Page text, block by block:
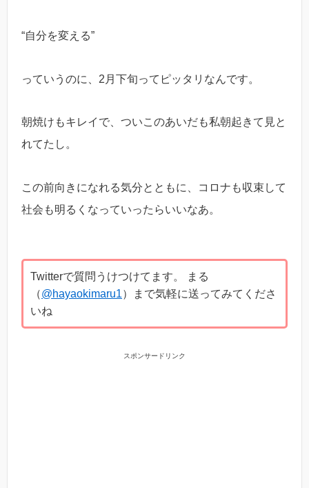
“自分を変える”
っていうのに、2月下旬ってピッタリなんです。
朝焼けもキレイで、ついこのあいだも私朝起きて見と
れてたし。
この前向きになれる気分とともに、コロナも収束して
社会も明るくなっていったらいいなあ。
Twitterで質問うけつけてます。 まる
（@hayaokimaru1）まで気軽に送ってみてくださ
いね
スポンサードリンク